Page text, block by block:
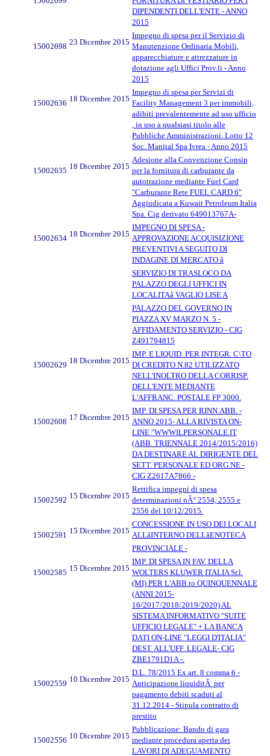
DIPENDENTI DELL'ENTE - ANNO
2015
15002698 23 Dicembre 2015
Impegno di spesa per il Servizio di
Manutenzione Ordinaria Mobili,
apparecchiature e attrezzature in
dotazione agli Uffici Prov.li - Anno
2015
15002636 18 Dicembre 2015
Impegno di spesa per Servizi di
Facility Management 3 per immobili,
adibiti prevalentemente ad uso ufficio
, in uso a qualsiasi titolo alle
Pubbliche Amministrazioni. Lotto 12
Soc. Manital Spa Ivrea - Anno 2015
15002635 18 Dicembre 2015
Adesione alla Convenzione Consip
per la fornitura di carburante da
autotrazione mediante Fuel Card
"Carburante Rete FUEL CARD 6"
Aggiudicata a Kuwait Petroleum Italia
Spa. Cig derivato 649013767A-
15002634 18 Dicembre 2015
IMPEGNO DI SPESA -
APPROVAZIONE ACQUISIZIONE
PREVENTIVI A SEGUITO DI
INDAGINE DI MERCATO â
SERVIZIO DI TRASLOCO DA
PALAZZO DEGLI UFFICI IN
LOCALITAâ VAGLIO LISE A
PALAZZO DEL GOVERNO IN
PIAZZA XV MARZO N. 5 -
AFFIDAMENTO SERVIZIO - CIG
Z491794815
15002629 18 Dicembre 2015
IMP. E LIQUID. PER INTEGR. C\TO
DI CREDITO N.82 UTILIZZATO
NELL'INOLTRO DELLA CORRISP.
DELL'ENTE MEDIANTE
L'AFFRANC. POSTALE FP 3000.
15002608 17 Dicembre 2015
IMP. DI SPESA PER RINN.ABB. -
ANNO 2015- ALLA RIVISTA ON-
LINE "WWWILPERSONALE.IT
(ABB. TRIENNALE 2014/2015/2016)
DA DESTINARE AL DIRIGENTE DEL
SETT. PERSONALE ED ORG.NE -
CIG Z2617A7866 -
15002592 15 Dicembre 2015
Rettifica impegni di spesa
determinazioni nÂ° 2554, 2555 e
2556 del 10/12/2015.
15002591 15 Dicembre 2015
CONCESSIONE IN USO DEI LOCALI
ALLâINTERNO DELLâENOTECA
PROVINCIALE -
15002585 15 Dicembre 2015
IMP. DI SPESA IN FAV. DELLA
WOLTERS KLUWER ITALIA Sr.l.
(MI) PER L'ABB.to QUINQUENNALE
(ANNI 2015-
16/2017/2018/2019/2020) AL
SISTEMA INFORMATIVO "SUITE
UFFICIO LEGALE" + LA BANCA
DATI ON-LINE "LEGGI D'ITALIA"
DEST. ALL'UFF. LEGALE- CIG
ZBE1791D1A -.
15002559 10 Dicembre 2015
D.L. 78/2015 Ex art. 8 comma 6 -
Anticipazione liquiditÃ per
pagamento debiti scaduti al
31.12.2014 - Stipula contratto di
prestito
15002556 10 Dicembre 2015
Pubblicazione: Bando di gara
mediante procedura aperta dei
LAVORI DI ADEGUAMENTO